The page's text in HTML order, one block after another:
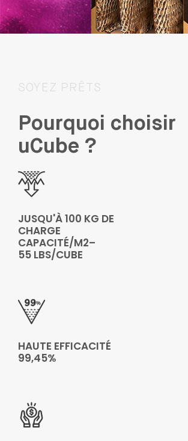
Connexion
Flux des
SOYEZ PRÊTS
Pourquoi choisir
uCube ?
JUSQU'À 100 KG DE
CHARGE
CAPACITÉ/M2–
55 LBS/CUBE
HAUTE EFFICACITÉ
99,45%